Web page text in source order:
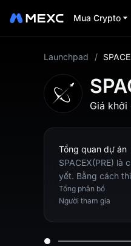
Mua Crypto
Launchpad /
Giá khởi
Tổng quan dự án
SPACEX(PRE)
yết. Bằng cách
ng ty mục tiêu.
Tổng phân bổ
Người tham gia